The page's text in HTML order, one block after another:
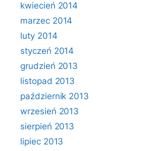
kwiecień 2014
marzec 2014
luty 2014
styczeń 2014
grudzień 2013
listopad 2013
październik 2013
wrzesień 2013
sierpień 2013
lipiec 2013